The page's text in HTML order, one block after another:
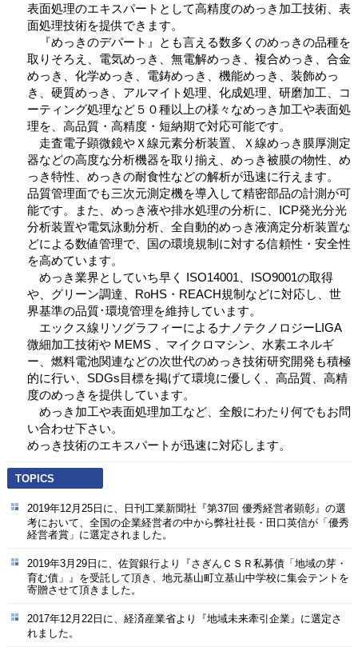
表面処理のエキスパートとして高精度のめっき加工技術、表
面処理技術を提供できます。
『めっきのデパート』とも言える数多くのめっきの品種を
取りそろえ、電気めっき、無電解めっき、複合めっき、合金
めっき、化学めっき、電鋳めっき、機能めっき、装飾めっ
き、硬質めっき、アルマイト処理、化成処理、研磨加工、コ
ーティング処理など５０種以上の様々なめっき加工や表面処
理を、高品質・高精度・短納期で対応可能です。
走査電子顕微鏡やＸ線元素分析装置、Ｘ線めっき膜厚測定
器などの高度な分析機器を取り揃え、めっき被膜の物性、め
っき特性、めっきの耐食性などの解析が迅速に行えます。
品質管理面でも三次元測定機を導入して精密部品の計測が可
能です。また、めっき液や排水処理の分析に、ICP発光分光
分析装置や電気泳動分析、全自動的めっき液滴定分析装置な
どによる数値管理で、国の環境規制に対する信頼性・安全性
を高めています。
めっき業界としていち早く ISO14001、ISO9001の取得
や、グリーン調達、RoHS・REACH規制などに対応し、世
界基準の品質･環境管理を維持しています。
エックス線リソグラフィーによるナノテクノロジーLIGA
微細加工技術や MEMS 、マイクロマシン、水素エネルギ
ー、燃料電池関連などの次世代のめっき技術研究開発も積極
的に行い、SDGs目標を掲げて環境に優しく、高品質、高精
度のめっきを提供しています。
めっき加工や表面処理加工など、全般にわたり何でもお問
い合わせ下さい。
めっき技術のエキスパートが迅速に対応します。
TOPICS
2019年12月25日に、日刊工業新聞社『第37回 優秀経営者顕彰』の選
考において、全国の企業経営者の中から弊社社長・田口英信が「優秀
経営者賞」に選定されました。
2019年3月29日に、佐賀銀行より『さぎんＣＳＲ私募債「地域の芽・
育む債」』を受託して頂き、地元基山町立基山中学校に集会テントを
寄贈させて頂きました。
2017年12月22日に、経済産業省より『地域未来牽引企業』に選定さ
れました。